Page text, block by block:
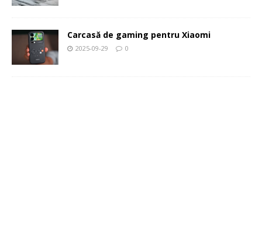
Carcasă de gaming pentru Xiaomi
2025-09-29 0